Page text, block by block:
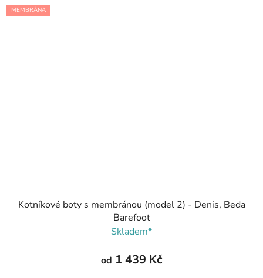
MEMBRÁNA
Kotníkové boty s membránou (model 2) - Denis, Beda
Barefoot
Skladem*
od 1 439 Kč